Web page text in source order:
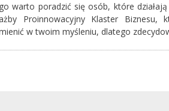
warto poradzić się osób, które
Proinnowacyjny Klaster
w twoim myśleniu, dlatego